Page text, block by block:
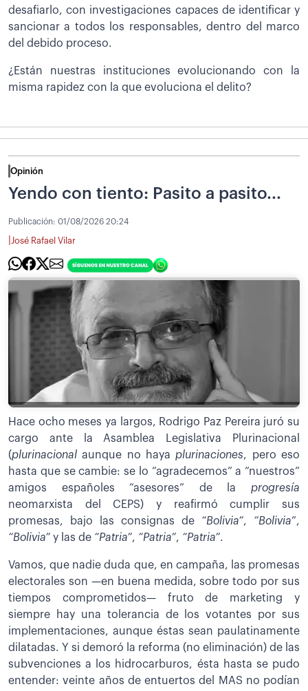
desafiarlo, con investigaciones capaces de identificar y
sancionar a todos los responsables, dentro del marco
del debido proceso.
¿Están nuestras instituciones evolucionando con la
misma rapidez con la que evoluciona el delito?
Opinión
Yendo con tiento: Pasito a pasito...
Publicación: 01/08/2026 20:24
José Rafael Vilar
Hace ocho meses ya largos, Rodrigo Paz Pereira juró su
cargo ante la Asamblea Legislativa Plurinacional
(plurinacionalaunque no hayaplurinaciones, pero eso
hasta que se cambie: se lo “agradecemos” a “nuestros”
amigos españoles “asesores” de la progresía
neomarxista del CEPS) y reafirmó cumplir sus
promesas, bajo las consignas de “Bolivia”, “Bolivia”,
“Bolivia” y las de “Patria”, “Patria”, “Patria”.
Vamos, que nadie duda que, en campaña, las promesas
electorales son —en buena medida, sobre todo por sus
tiempos comprometidos— fruto de marketing y
siempre hay una tolerancia de los votantes por sus
implementaciones, aunque éstas sean paulatinamente
dilatadas. Y si demoró la reforma (no eliminación) de las
subvenciones a los hidrocarburos, ésta hasta se pudo
entender: veinte años de entuertos del MAS no podían